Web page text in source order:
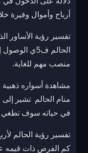
أرباح وأموال وفيرة
تفسير رؤية الأساور
الحالم ف5ي
منصب مهم للغاية.
مشاهدة أسواره
منام الحالم تشير
في حياته سوف تطغي
تفسير رؤية الحالم
كم الفرص ذات قيمه